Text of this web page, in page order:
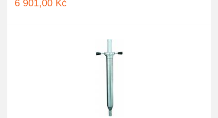
6 901,00 Kč